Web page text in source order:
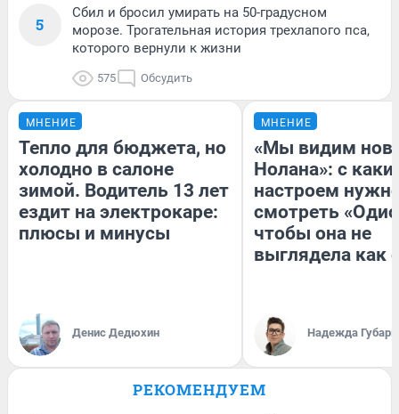
5
Сбил и бросил умирать на 50-градусном
морозе. Трогательная история трехлапого пса,
которого вернули к жизни
575 Обсудить
МНЕНИЕ
Тепло для бюджета, но
холодно в салоне
зимой. Водитель 13 лет
ездит на электрокаре:
плюсы и минусы
Денис Дедюхин
МНЕНИЕ
«Мы видим
Нолана»: с
настроем
смотреть
чтобы она не
выглядела как
Надежда Губарь
РЕКОМЕНДУЕМ